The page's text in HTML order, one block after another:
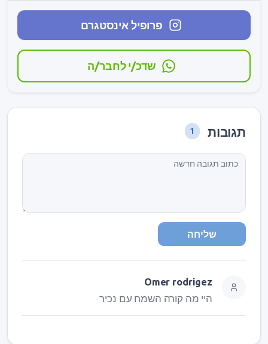
פרופיל אינסטגרם
שדכ/י לחבר/ה
תגובות 1
שליחה
Omer rodrigez
היי מה קורה השמח עם נכיר